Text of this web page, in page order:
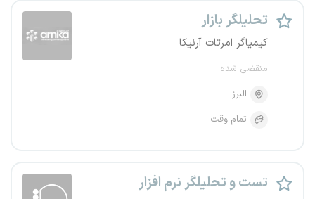
تحلیلگر بازار
کیمیاگر امرتات آرنیکا
منقضی شده
البرز
تمام وقت
تست و تحلیلگر نرم افزار